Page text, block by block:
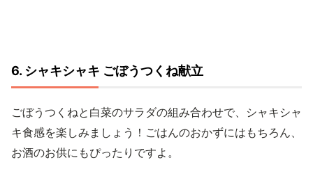
6. シャキシャキ ごぼうつくね献立
ごぼうつくねと白菜のサラダの組み合わせで、シャキシャ
キ食感を楽しみましょう！ごはんのおかずにはもちろん、
お酒のお供にもぴったりですよ。